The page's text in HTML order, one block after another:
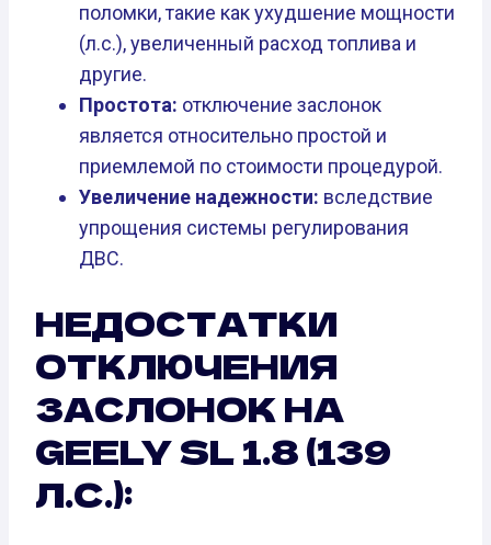
поломки, такие как ухудшение мощности
(л.с.), увеличенный расход топлива и
другие.
Простота: отключение заслонок
является относительно простой и
приемлемой по стоимости процедурой.
Увеличение надежности: вследствие
упрощения системы регулирования
ДВС.
НЕДОСТАТКИ
ОТКЛЮЧЕНИЯ
ЗАСЛОНОК НА
GEELY SL 1.8 (139
Л.С.):